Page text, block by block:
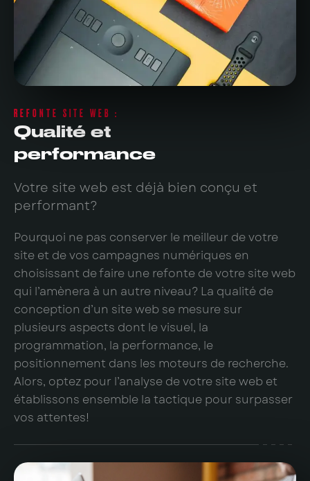
REFONTE SITE WEB :
Qualité et
performance
Votre site web est déjà bien conçu et
performant?
Pourquoi ne pas conserver le meilleur de votre
site et de vos campagnes numériques en
choisissant de faire une refonte de votre site web
qui l’amènera à un autre niveau? La qualité de
conception d’un site web se mesure sur
plusieurs aspects dont le visuel, la
programmation, la performance, le
positionnement dans les moteurs de recherche.
Alors, optez pour l’analyse de votre site web et
établissons ensemble la tactique pour surpasser
vos attentes!